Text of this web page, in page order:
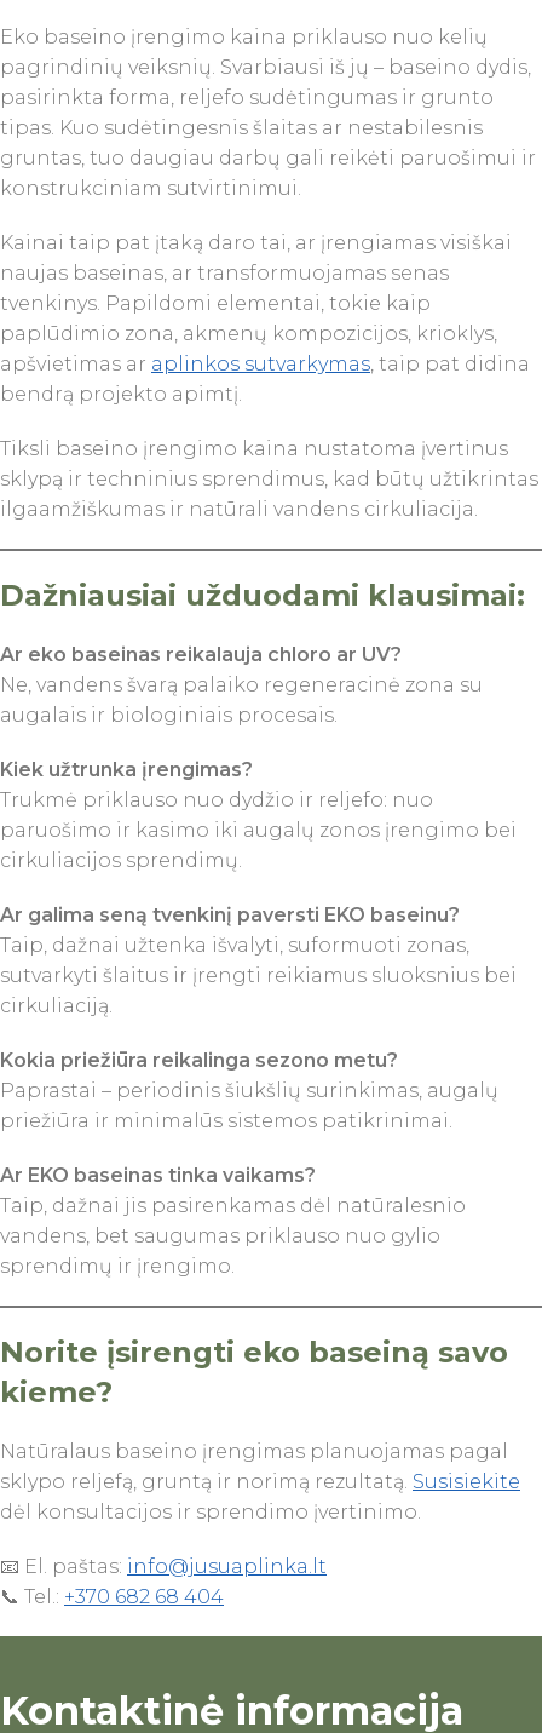
Eko baseino įrengimo kaina priklauso nuo kelių
pagrindinių veiksnių. Svarbiausi iš jų – baseino dydis,
pasirinkta forma, reljefo sudėtingumas ir grunto
tipas. Kuo sudėtingesnis šlaitas ar nestabilesnis
gruntas, tuo daugiau darbų gali reikėti paruošimui ir
konstrukciniam sutvirtinimui.
Kainai taip pat įtaką daro tai, ar įrengiamas visiškai
naujas baseinas, ar transformuojamas senas
tvenkinys. Papildomi elementai, tokie kaip
paplūdimio zona, akmenų kompozicijos, krioklys,
apšvietimas ar aplinkos sutvarkymas, taip pat didina
bendrą projekto apimtį.
Tiksli baseino įrengimo kaina nustatoma įvertinus
sklypą ir techninius sprendimus, kad būtų užtikrintas
ilgaamžiškumas ir natūrali vandens cirkuliacija.
Dažniausiai užduodami klausimai:
Ar eko baseinas reikalauja chloro ar UV?
Ne, vandens švarą palaiko regeneracinė zona su
augalais ir biologiniais procesais.
Kiek užtrunka įrengimas?
Trukmė priklauso nuo dydžio ir reljefo: nuo
paruošimo ir kasimo iki augalų zonos įrengimo bei
cirkuliacijos sprendimų.
Ar galima seną tvenkinį paversti EKO baseinu?
Taip, dažnai užtenka išvalyti, suformuoti zonas,
sutvarkyti šlaitus ir įrengti reikiamus sluoksnius bei
cirkuliaciją.
Kokia priežiūra reikalinga sezono metu?
Paprastai – periodinis šiukšlių surinkimas, augalų
priežiūra ir minimalūs sistemos patikrinimai.
Ar EKO baseinas tinka vaikams?
Taip, dažnai jis pasirenkamas dėl natūralesnio
vandens, bet saugumas priklauso nuo gylio
sprendimų ir įrengimo.
Norite įsirengti eko baseiną savo
kieme?
Natūralaus baseino įrengimas planuojamas pagal
sklypo reljefą, gruntą ir norimą rezultatą. Susisiekite
dėl konsultacijos ir sprendimo įvertinimo.
📧 El. paštas: info@jusuaplinka.lt
📞 Tel.: +370 682 68 404
Kontaktinė informacija